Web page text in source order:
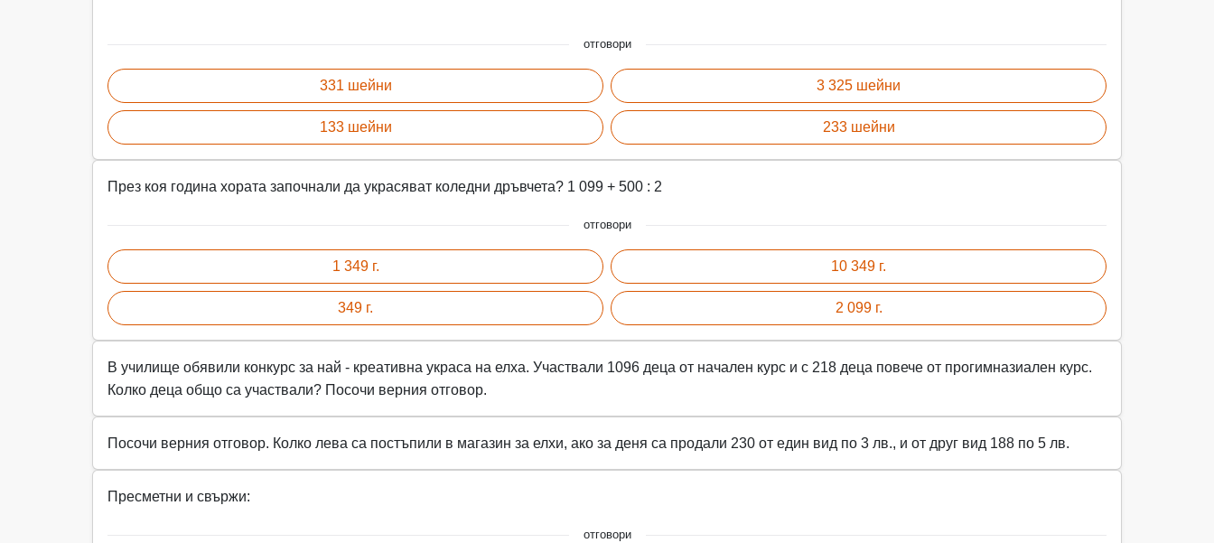
отговори
331 шейни
133 шейни
3 325 шейни
233 шейни
През коя година хората започнали да украсяват коледни дръвчета? 1 099 + 500 : 2
отговори
1 349 г.
349 г.
10 349 г.
2 099 г.
В училище обявили конкурс за най - креативна украса на елха. Участвали 1096 деца от начален курс и с 218 деца повече от прогимназиален курс.
Колко деца общо са участвали? Посочи верния отговор.
Посочи верния отговор. Колко лева са постъпили в магазин за елхи, ако за деня са продали 230 от един вид по 3 лв., и от друг вид 188 по 5 лв.
Пресметни и свържи:
отговори